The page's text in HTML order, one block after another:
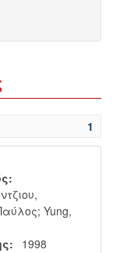
1
; Yung,
1998